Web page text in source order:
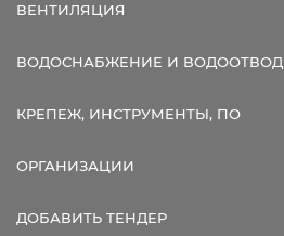
ВЕНТИЛЯЦИЯ
ВОДОСНАБЖЕНИЕ И ВОДООТВОД
КРЕПЕЖ, ИНСТРУМЕНТЫ, ПО
ОРГАНИЗАЦИИ
ДОБАВИТЬ ТЕНДЕР